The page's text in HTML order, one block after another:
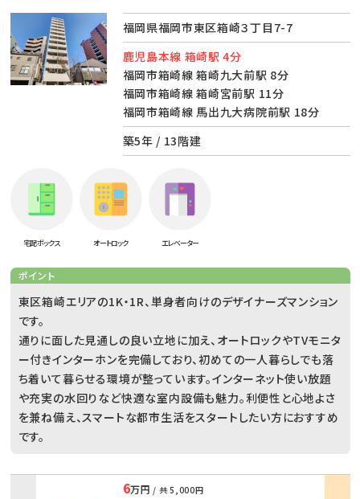
福岡県福岡市東区箱崎３丁目7-7
鹿児島本線 箱崎駅 4分
福岡市箱崎線 箱崎九大前駅 8分
福岡市箱崎線 箱崎宮前駅 11分
福岡市箱崎線 馬出九大病院前駅 18分
築5年 / 13階建
宅配ボックス オートロック エレベーター
ポイント
東区箱崎エリアの1K・1R、単身者向けのデザイナーズマンション
です。
通りに面した見通しの良い立地に加え、オートロックやTVモニタ
ー付きインターホンを完備しており、初めての一人暮らしでも落
ち着いて暮らせる環境が整っています。インターネット使い放題
や充実の水回りなど快適な室内設備も魅力。利便性と心地よさ
を兼ね備え、スマートな都市生活をスタートしたい方におすすめ
です。
6万円 / 共5,000円